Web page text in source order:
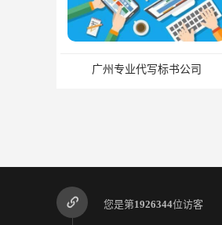
您是第1926344位访客